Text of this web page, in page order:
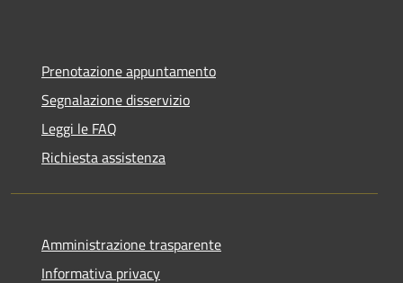
Prenotazione appuntamento
Segnalazione disservizio
Leggi le FAQ
Richiesta assistenza
Amministrazione trasparente
Informativa privacy